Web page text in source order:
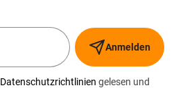
Anmelden
Datenschutzrichtlinien gelesen und